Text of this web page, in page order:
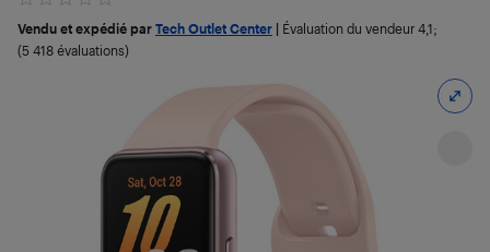
Vendu et expédié par Tech Outlet Center Évaluation du vendeur 4,1;
(5 418 évaluations)